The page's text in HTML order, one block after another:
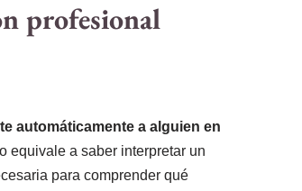
profesional
automáticamente a alguien en
equivale a saber interpretar un
para comprender qué